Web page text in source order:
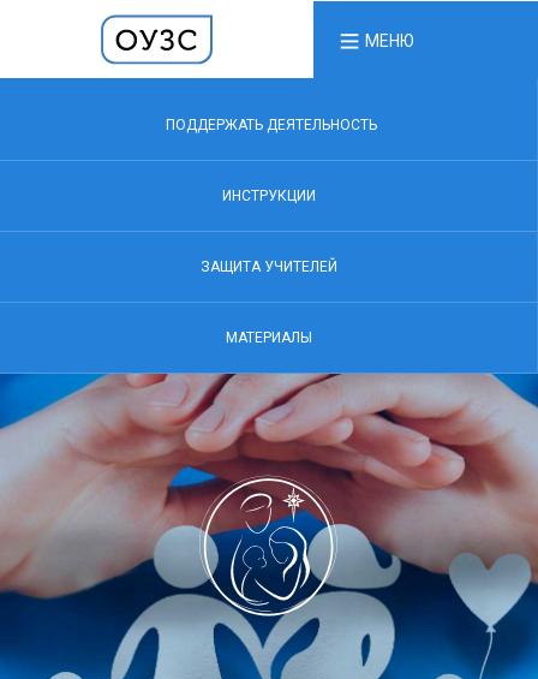
МЕНЮ
ПОДДЕРЖАТЬ ДЕЯТЕЛЬНОСТЬ
ИНСТРУКЦИИ
ЗАЩИТА УЧИТЕЛЕЙ
МАТЕРИАЛЫ